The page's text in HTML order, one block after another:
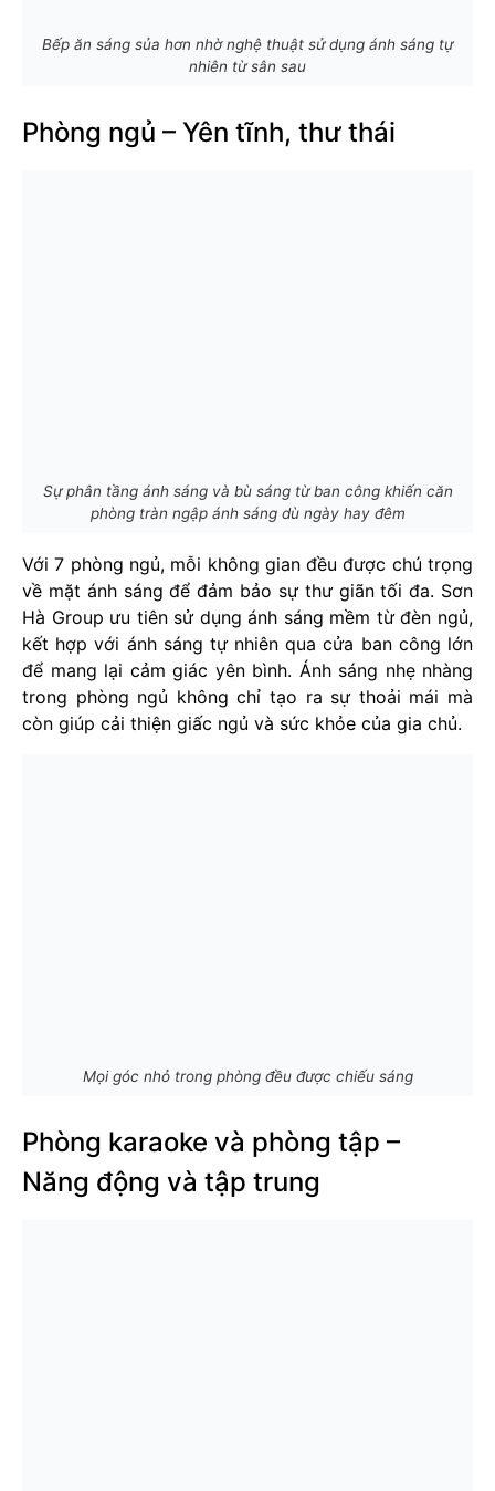
Bếp ăn sáng sủa hơn nhờ nghệ thuật sử dụng ánh sáng tự
nhiên từ sân sau
Phòng ngủ – Yên tĩnh, thư thái
Sự phân tầng ánh sáng và bù sáng từ ban công khiến căn
phòng tràn ngập ánh sáng dù ngày hay đêm
Với 7 phòng ngủ, mỗi không gian đều được chú trọng
về mặt ánh sáng để đảm bảo sự thư giãn tối đa. Sơn
Hà Group ưu tiên sử dụng ánh sáng mềm từ đèn ngủ,
kết hợp với ánh sáng tự nhiên qua cửa ban công lớn
để mang lại cảm giác yên bình. Ánh sáng nhẹ nhàng
trong phòng ngủ không chỉ tạo ra sự thoải mái mà
còn giúp cải thiện giấc ngủ và sức khỏe của gia chủ.
Mọi góc nhỏ trong phòng đều được chiếu sáng
Phòng karaoke và phòng tập –
Năng động và tập trung